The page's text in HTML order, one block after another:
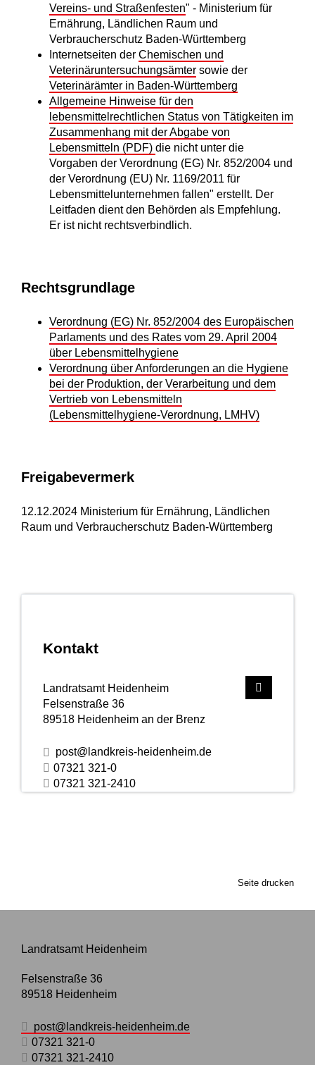
Kontakt
Landratsamt Heidenheim
Felsenstraße 36
89518 Heidenheim an der Brenz
post@landkreis-heidenheim.de
07321 321-0
07321 321-2410
Vereins- und Straßenfesten" - Ministerium für
Ernährung, Ländlichen Raum und
Verbraucherschutz Baden-Württemberg
Internetseiten der Chemischen und
Veterinäruntersuchungsämter sowie der
Veterinärämter in Baden-Württemberg
Allgemeine Hinweise für den
lebensmittelrechtlichen Status von Tätigkeiten im
Zusammenhang mit der Abgabe von
Lebensmitteln (PDF) die nicht unter die
Vorgaben der Verordnung (EG) Nr. 852/2004 und
der Verordnung (EU) Nr. 1169/2011 für
Lebensmittelunternehmen fallen" erstellt. Der
Leitfaden dient den Behörden als Empfehlung.
Er ist nicht rechtsverbindlich.
Rechtsgrundlage
Verordnung (EG) Nr. 852/2004 des Europäischen
Parlaments und des Rates vom 29. April 2004
über Lebensmittelhygiene
Verordnung über Anforderungen an die Hygiene
bei der Produktion, der Verarbeitung und dem
Vertrieb von Lebensmitteln
(Lebensmittelhygiene-Verordnung, LMHV)
Freigabevermerk
12.12.2024 Ministerium für Ernährung, Ländlichen
Raum und Verbraucherschutz Baden-Württemberg
Seite drucken
Landratsamt Heidenheim
Felsenstraße 36
89518 Heidenheim
post@landkreis-heidenheim.de
07321 321-0
07321 321-2410